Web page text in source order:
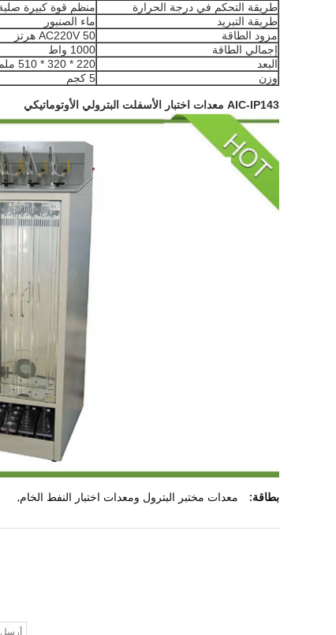
طريقة التحكم في درجة الحرارة
منظم قوة كبيرة
طريقة التبريد
ماء الصنبور
مزود الطاقة
AC220V 50 هرتز
إجمالي الطاقة
1000 واط
البعد
220 * 320 * 510 ملم
وزن
5 كجم
AIC-IP143 معدات اختبار الأسفلت البترولي الأوتوماتيكي
بطاقة: معدات مختبر البترول ومعدات اختبار النفط الخام,